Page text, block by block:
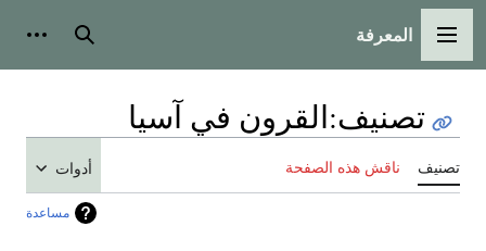
القائمة الرئيسية
المعرفة بحث
تصنيف:القرون في آسيا
تصنيف ناقش هذه الصفحة أدوات
مساعدة